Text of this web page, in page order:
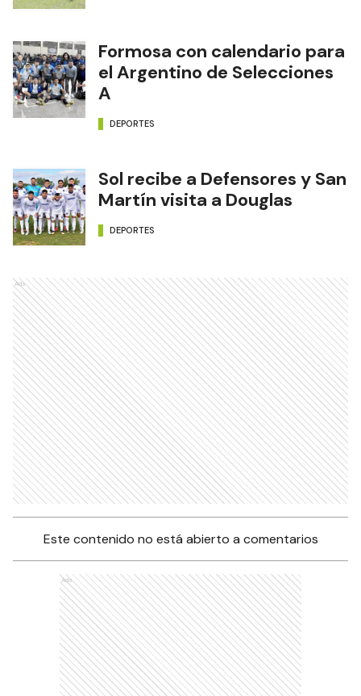
Formosa con calendario para
el Argentino de Selecciones
A
DEPORTES
Sol recibe a Defensores y San
Martín visita a Douglas
DEPORTES
Ads
Este contenido no está abierto a comentarios
Ads